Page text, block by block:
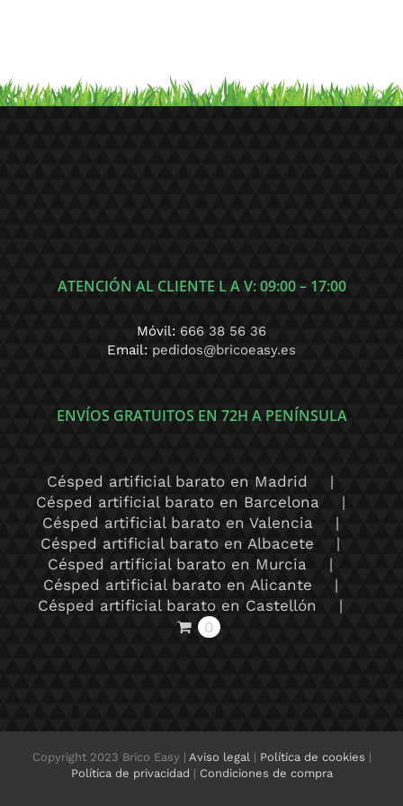
ATENCIÓN AL CLIENTE L A V: 09:00 – 17:00
Móvil: 666 38 56 36
Email: pedidos@bricoeasy.es
ENVÍOS GRATUITOS EN 72H A PENÍNSULA
Césped artificial barato en Madrid
Césped artificial barato en Barcelona
Césped artificial barato en Valencia
Césped artificial barato en Albacete
Césped artificial barato en Murcia
Césped artificial barato en Alicante
Césped artificial barato en Castellón
0
Copyright 2023 Brico Easy | Aviso legal| Política de cookies |
Política de privacidad | Condiciones de compra